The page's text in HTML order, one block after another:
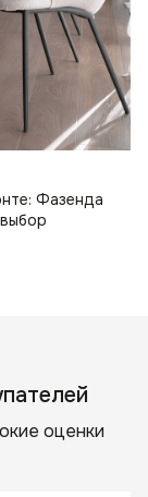
Фазенда
оценки